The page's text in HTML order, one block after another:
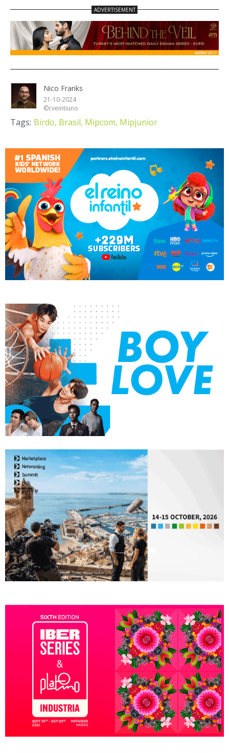
Nico Franks
21-10-2024
©cveintiuno
Tags: Birdo, Brasil, Mipcom, Mipjunior